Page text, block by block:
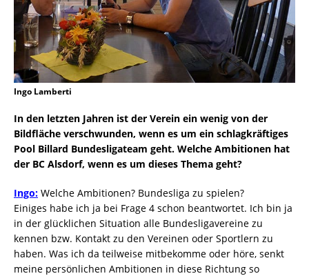
Ingo Lamberti
In den letzten Jahren ist der Verein ein wenig von der
Bildfläche verschwunden, wenn es um ein schlagkräftiges
Pool Billard Bundesligateam geht. Welche Ambitionen hat
der BC Alsdorf, wenn es um dieses Thema geht?
Ingo: Welche Ambitionen? Bundesliga zu spielen?
Einiges habe ich ja bei Frage 4 schon beantwortet. Ich bin ja
in der glücklichen Situation alle Bundesligavereine zu
kennen bzw. Kontakt zu den Vereinen oder Sportlern zu
haben. Was ich da teilweise mitbekomme oder höre, senkt
meine persönlichen Ambitionen in diese Richtung so